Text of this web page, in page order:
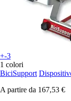
+-3
1 colori
BiciSupport
A partire da 167,53 €